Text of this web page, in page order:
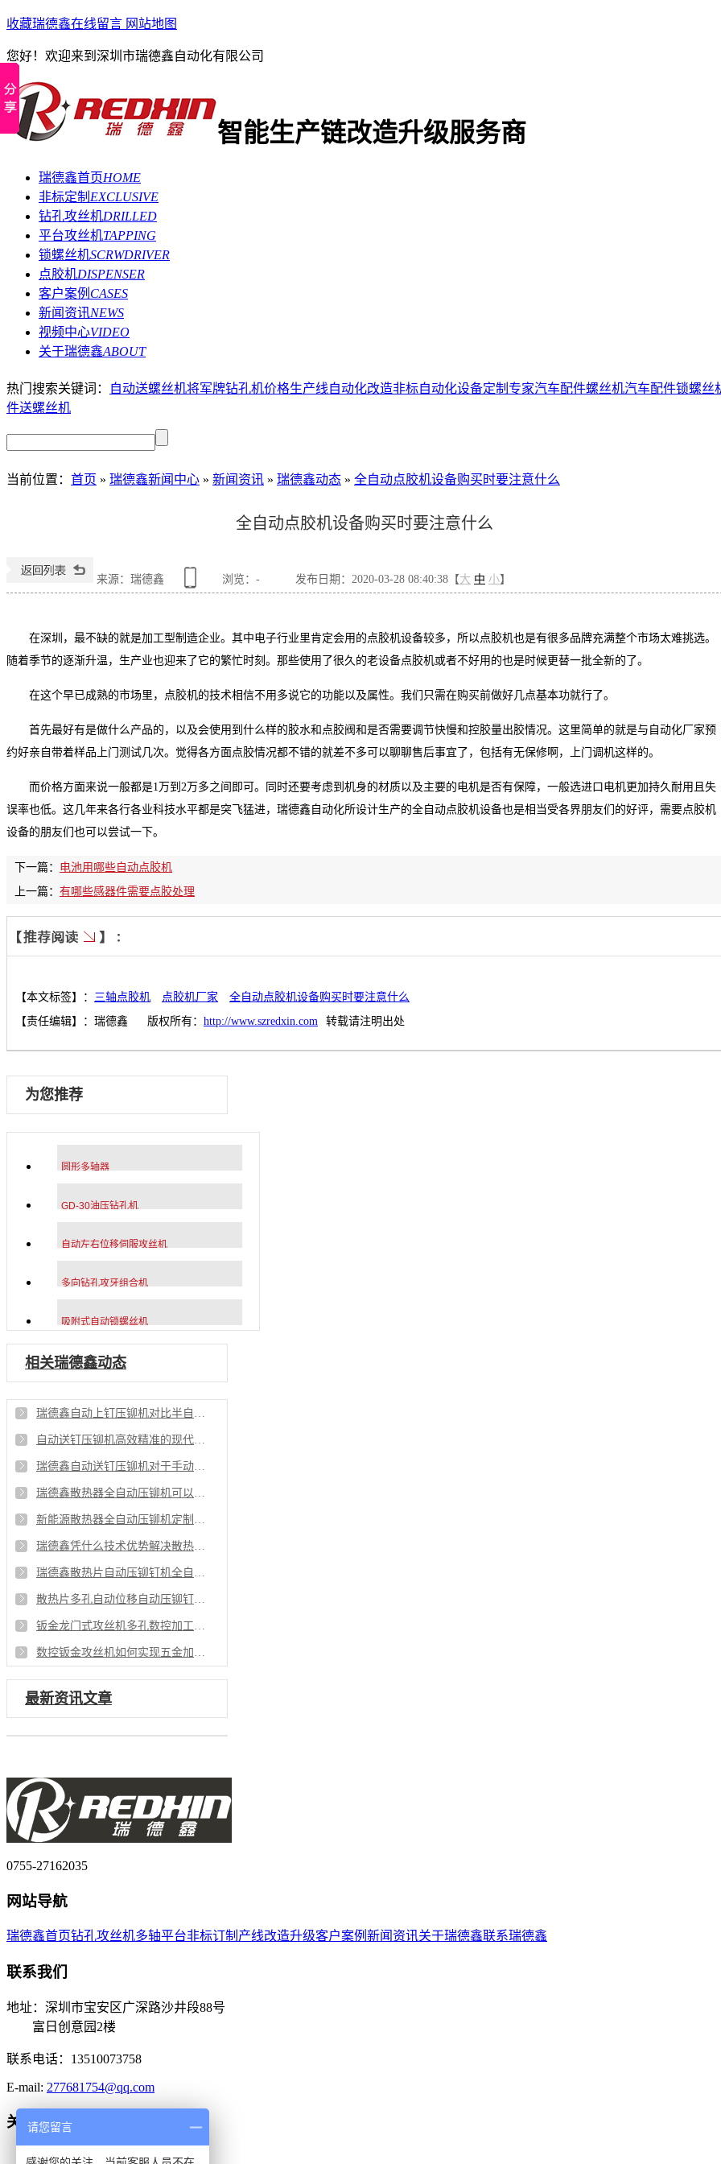
收藏瑞德鑫在线留言 网站地图
您好！欢迎来到深圳市瑞德鑫自动化有限公司
智能生产链改造升级服务商
瑞德鑫首页HOME
非标定制 EXCLUSIVE
钻孔攻丝机DRILLED
平台攻丝机TAPPING
锁螺丝机SCRWDRIVER
点胶机DISPENSER
客户案例 CASES
新闻资讯NEWS
视频中心VIDEO
关于瑞德鑫ABOUT
热门搜索关键词： 自动送螺丝机将军牌钻孔机价格生产线自动化改造非标自动化设备定制专家汽车配件螺丝机汽车配件锁螺丝
件送螺丝机
当前位置 ： 首页 » 瑞德鑫新闻中心 » 新闻资讯 » 瑞德鑫动态 » 全自动点胶机设备购买时要注意什么
全自动点胶机设备购买时要注意什么
来源：瑞德鑫 浏览： - 发布日期：2020-03-28 08:40:38【大 中 小】
在深圳，最不缺的就是加工型制造企业。其中电子行业里肯定会用的点胶机设备较多，所以点胶机也是有很多品牌充满整个市场太难挑选。
随着季节的逐渐升温，生产业也迎来了它的繁忙时刻。那些使用了很久的老设备点胶机或者不好用的也是时候更替一批全新的了。
在这个早已成熟的市场里，点胶机的技术相信不用多说它的功能以及属性。我们只需在购买前做好几点基本功就行了。
首先最好有是做什么产品的，以及会使用到什么样的胶水和点胶阀和是否需要调节快慢和控胶量出胶情况。这里简单的就是与自动化厂家预
约好亲自带着样品上门测试几次。觉得各方面点胶情况都不错的就差不多可以聊聊售后事宜了，包括有无保修啊，上门调机这样的。
而价格方面来说一般都是1 万到 2万多之间即可。同时还要考虑到机身的材质以及主要的电机是否有保障，一般选进口电机更加持久耐用且失
误率也低。这几年来各行各业科技水平都是突飞猛进，瑞德鑫自动化所设计生产的全自动点胶机设备也是相当受各界朋友们的好评，需要点胶机
设备的朋友们也可以尝试一下。
下一篇： 电池用哪些自动点胶机
上一篇： 有哪些感器件需要点胶处理
【本文标签】： 三轴点胶机 点胶机厂家
全自动点胶机设备购买时要注意什么
【责任编辑】： 瑞德鑫 版权所有： http://www.szredxin.com 转载请注明出处
为您推荐
圆形多轴器
GD-30油压钻孔机
自动左右位移伺服攻丝机
多向钻孔攻牙组合机
吸附式自动锁螺丝机
相关瑞德鑫动态
最新资讯文章
0755-27162035
网站导航
瑞德鑫首页钻孔攻丝机多轴平台非标订制 产线改造升级客户案例 新闻资讯关于瑞德鑫联系瑞德鑫
联系我们
地址：深圳市宝安区广深路沙井段88号
富日创意园2楼
联系电话：13510073758
E-mail: 277681754@qq.com
关注我们
请您留言